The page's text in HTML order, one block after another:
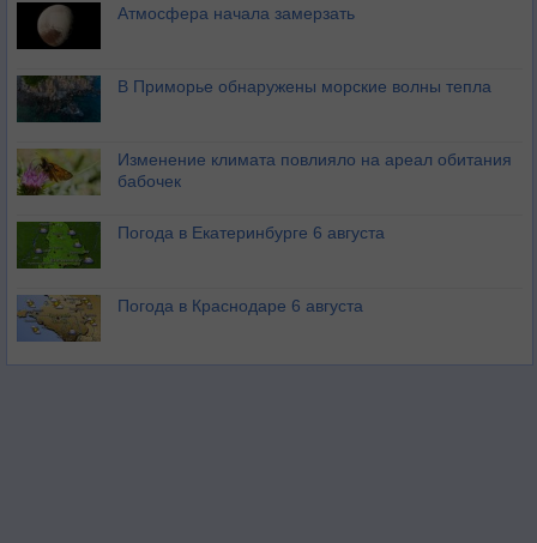
Атмосфера начала замерзать
В Приморье обнаружены морские волны тепла
Изменение климата повлияло на ареал обитания
бабочек
Погода в Екатеринбурге 6 августа
Погода в Краснодаре 6 августа